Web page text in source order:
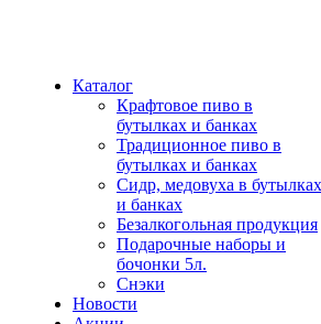
Каталог
Крафтовое пиво в
бутылках и банках
Традиционное пиво в
бутылках и банках
Сидр, медовуха в бутылках
и банках
Безалкогольная продукция
Подарочные наборы и
бочонки 5л.
Снэки
Новости